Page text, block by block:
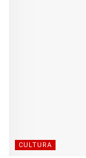
CULTURA